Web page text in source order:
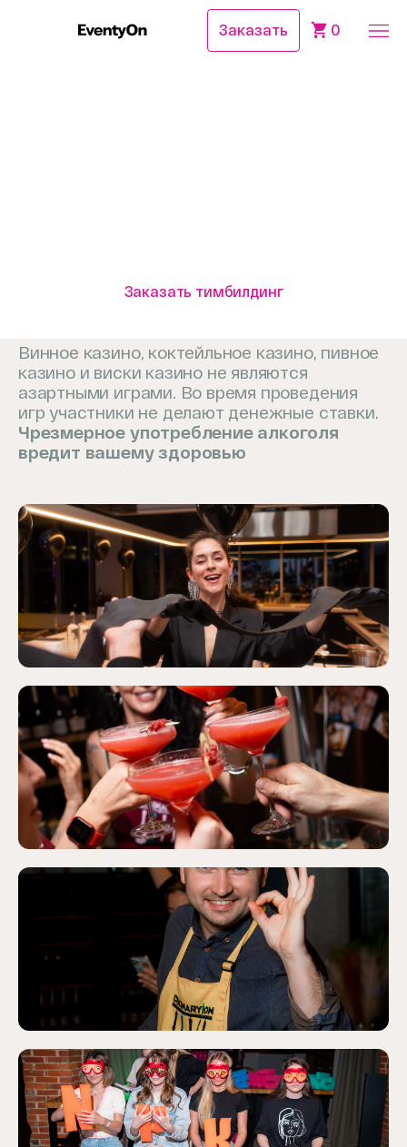
Заказать 0
Заказать тимбилдинг
Винное казино, коктейльное казино, пивное
казино и виски казино не являются
азартными играми. Во время проведения
игр участники не делают денежные ставки.
Чрезмерное употребление алкоголя
вредит вашему здоровью